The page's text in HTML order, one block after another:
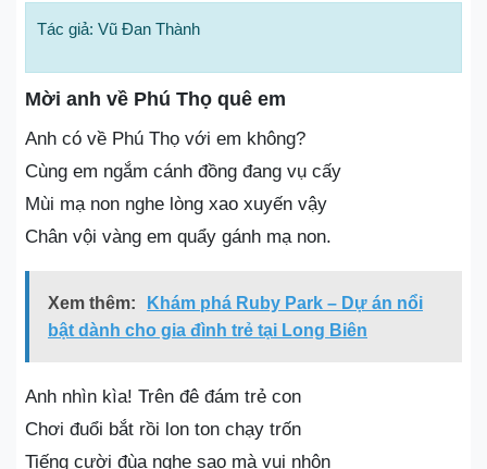
Tác giả: Vũ Đan Thành
Mời anh về Phú Thọ quê em
Anh có về Phú Thọ với em không?
Cùng em ngắm cánh đồng đang vụ cấy
Mùi mạ non nghe lòng xao xuyến vậy
Chân vội vàng em quẩy gánh mạ non.
Xem thêm:
Khám phá Ruby Park – Dự án nổi
bật dành cho gia đình trẻ tại Long Biên
Anh nhìn kìa! Trên đê đám trẻ con
Chơi đuổi bắt rồi lon ton chạy trốn
Tiếng cười đùa nghe sao mà vui nhộn